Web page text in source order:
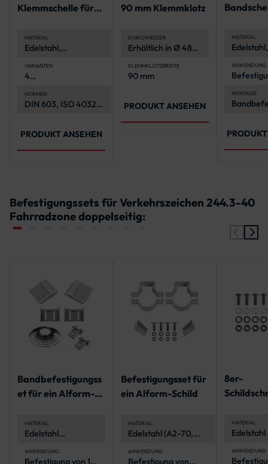
Klemmschelle für
Verkehrszeichen
MATERIAL
Edelstahl,
VARIANTEN
4
4 Sechskantmuttern,
4 Unterlegscheiben
NORMEN
DIN 603, ISO 4032,
PRODUKT ANSEHEN
90 mm Klemmklotz
DURCHMESSER
Erhältlich in Ø 48
Ø 76 mm
KLEMMKLOTZBREITE
90 mm
PRODUKT ANSEHEN
MATERIAL
ANWENDUNG
an
MONTAGE
Befestigungssets für Verkehrszeichen 244.3-40
Fahrradzone doppelseitig:
Bandbefestigungss
et für ein Alform-
MATERIAL
Edelstahl
ANWENDUNG
Befestigung von 1
Befestigungsset für
ein Alform-Schild
MATERIAL
Edelstahl (A2-70,
korrosionsbeständig
ANWENDUNG
Befestigung von
8er-
zwei
MATERIAL
Muttern)
ANWENDUNG